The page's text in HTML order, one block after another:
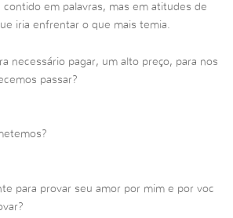
em palavras, mas em atitudes de
iria enfrentar o que mais temia.
necessário pagar, um alto preço, para nos
passar?
para provar seu amor por mim e por voc